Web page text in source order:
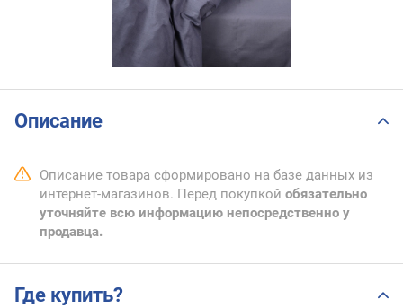
Описание
Описание товара сформировано на базе данных из
интернет-магазинов. Перед покупкой обязательно
уточняйте всю информацию непосредственно у
продавца.
Где купить?